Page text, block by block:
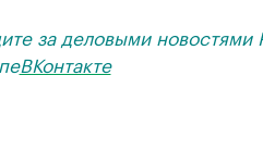
за деловыми
ВКонтакте